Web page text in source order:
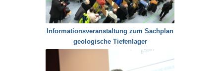
Informationsveranstaltung zum Sachplan
geologische Tiefenlager